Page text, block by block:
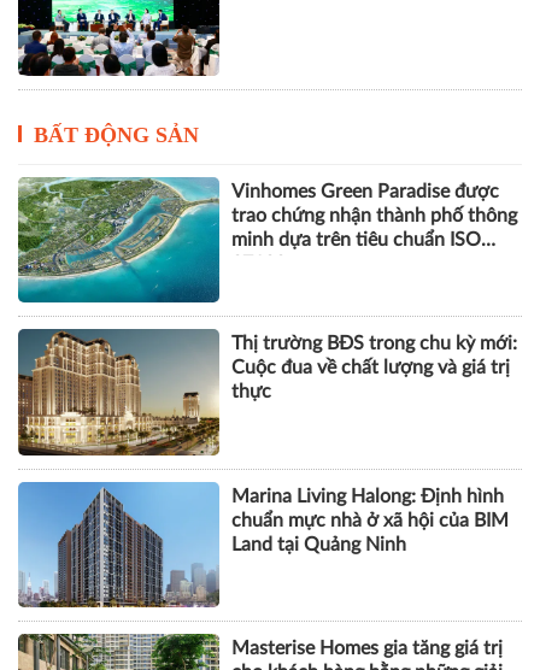
BẤT ĐỘNG SẢN
Vinhomes Green Paradise được
trao chứng nhận thành phố thông
minh dựa trên tiêu chuẩn ISO
Thị trường BĐS trong chu kỳ mới:
Cuộc đua về chất lượng và giá trị
thực
Marina Living Halong: Định hình
chuẩn mực nhà ở xã hội của BIM
Land tại Quảng Ninh
Masterise Homes gia tăng giá trị